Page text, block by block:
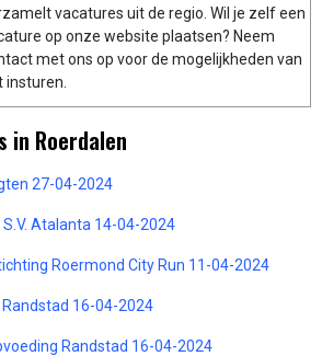
vacatures uit de regio. Wil je zelf een
op onze website plaatsen? Neem
met ons op voor de mogelijkheden van
insturen.
in Roerdalen
27-04-2024
Atalanta 14-04-2024
Roermond City Run 11-04-2024
16-04-2024
Randstad 16-04-2024